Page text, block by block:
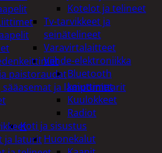
Kotelot ja telineet
Tv-tarvikkeet ja
seinätelineet
Varavirtalaitteet
Viihde-elektroniikka
Bluetooth
kaiuttimet
Kuulokkeet
Radiot
Koti ja sisustus
Huonekalut
paistoraudat
sääasemat ja lämpömittarit
ja laturit